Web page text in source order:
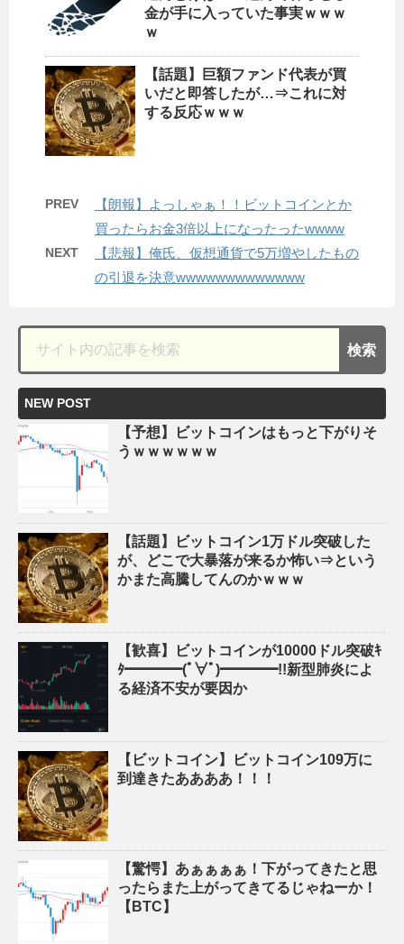
金が手に入っていた事実ｗｗｗ
ｗ
【話題】巨額ファンド代表が買
いだと即答したが…⇒これに対
する反応ｗｗｗ
PREV
【朗報】よっしゃぁ！！ビットコインとか
買ったらお金3倍以上になったったwwww
NEXT
【悲報】俺氏、仮想通貨で5万増やしたもの
の引退を決意wwwwwwwwwwwww
NEW POST
【予想】ビットコインはもっと下がりそ
うｗｗｗｗｗｗ
【話題】ビットコイン1万ドル突破した
が、どこで大暴落が来るか怖い⇒という
かまた高騰してんのかｗｗｗ
【歓喜】ビットコインが10000ドル突破ｷ
ﾀ━━━━(ﾟ∀ﾟ)━━━━!!新型肺炎によ
る経済不安が要因か
【ビットコイン】ビットコイン109万に
到達きたああああ！！！
【驚愕】あぁぁぁぁ！下がってきたと思
ったらまた上がってきてるじゃねーか！
【BTC】